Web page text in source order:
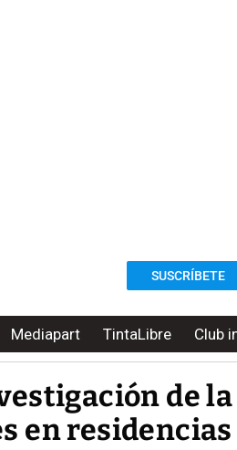
SUSCRÍBETE
Mediapart TintaLibre Club
de la
en residencias